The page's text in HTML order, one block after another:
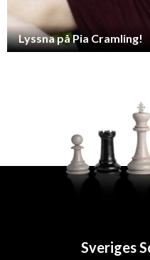
Lyssna på Pia Cramling!
Sveriges